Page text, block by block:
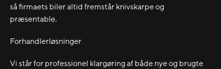
så firmaets biler altid fremstår knivskarpe og
præsentable.
Forhandlerløsninger
Vi står for professionel klargøring af både nye og brugte